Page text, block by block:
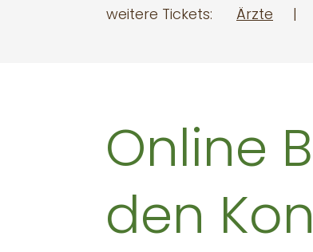
weitere Tickets: Ärzte |
Online
den